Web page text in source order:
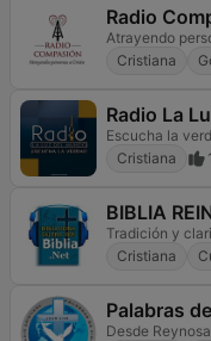
Radio
Atrayendo
Cristiana
Radio La
Escucha la
Cristiana
BIBLIA
Tradición y
Cristiana
Palabras
Desde